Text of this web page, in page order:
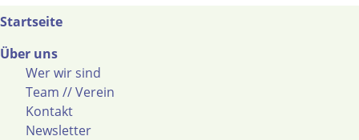
Startseite
Über uns
Wer wir sind
Team // Verein
Kontakt
Newsletter